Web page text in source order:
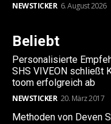
NEWSTICKER 6. August 2026
Beliebt
Personalisierte
SHS VIVEON schließt
toom erfolgreich ab
NEWSTICKER 20. März 2017
Methoden von Deven